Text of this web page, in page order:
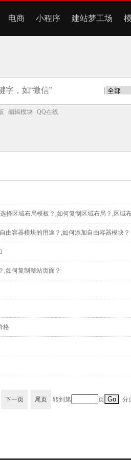
电商 小程序 建站梦工场
|
编辑模块 QQ在线
择区域布局模板？,如何复制区域布局？,区域
由容器模块的用途？,如何添加自由容器模块？
,如何复制整站页面？
格
下一页 尾页 转到第 页 分